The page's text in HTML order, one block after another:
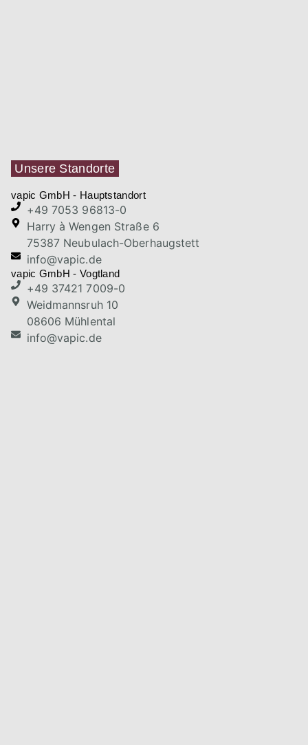
Unsere Standorte
vapic GmbH - Hauptstandort
+49 7053 96813-0
Harry à Wengen Straße 6
75387 Neubulach-Oberhaugstett
info@vapic.de
vapic GmbH - Vogtland
+49 37421 7009-0
Weidmannsruh 10
08606 Mühlental
info@vapic.de